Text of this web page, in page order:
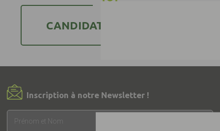
CANDIDATER AU LABEL
Inscription à notre Newsletter !